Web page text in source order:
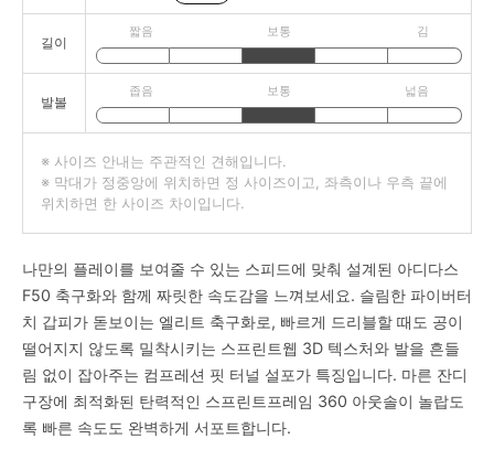
길이
짧음 보통 김
발볼
좁음 보통 넓음
※ 사이즈 안내는 주관적인 견해입니다.
※ 막대가 정중앙에 위치하면 정 사이즈이고, 좌측이나 우측 끝에
위치하면 한 사이즈 차이입니다.
나만의 플레이를 보여줄 수 있는 스피드에 맞춰 설계된 아디다스
F50 축구화와 함께 짜릿한 속도감을 느껴보세요. 슬림한 파이버터
치 갑피가 돋보이는 엘리트 축구화로, 빠르게 드리블할 때도 공이
떨어지지 않도록 밀착시키는 스프린트웹 3D 텍스처와 발을 흔들
림 없이 잡아주는 컴프레션 핏 터널 설포가 특징입니다. 마른 잔디
구장에 최적화된 탄력적인 스프린트프레임 360 아웃솔이 놀랍도
록 빠른 속도도 완벽하게 서포트합니다.